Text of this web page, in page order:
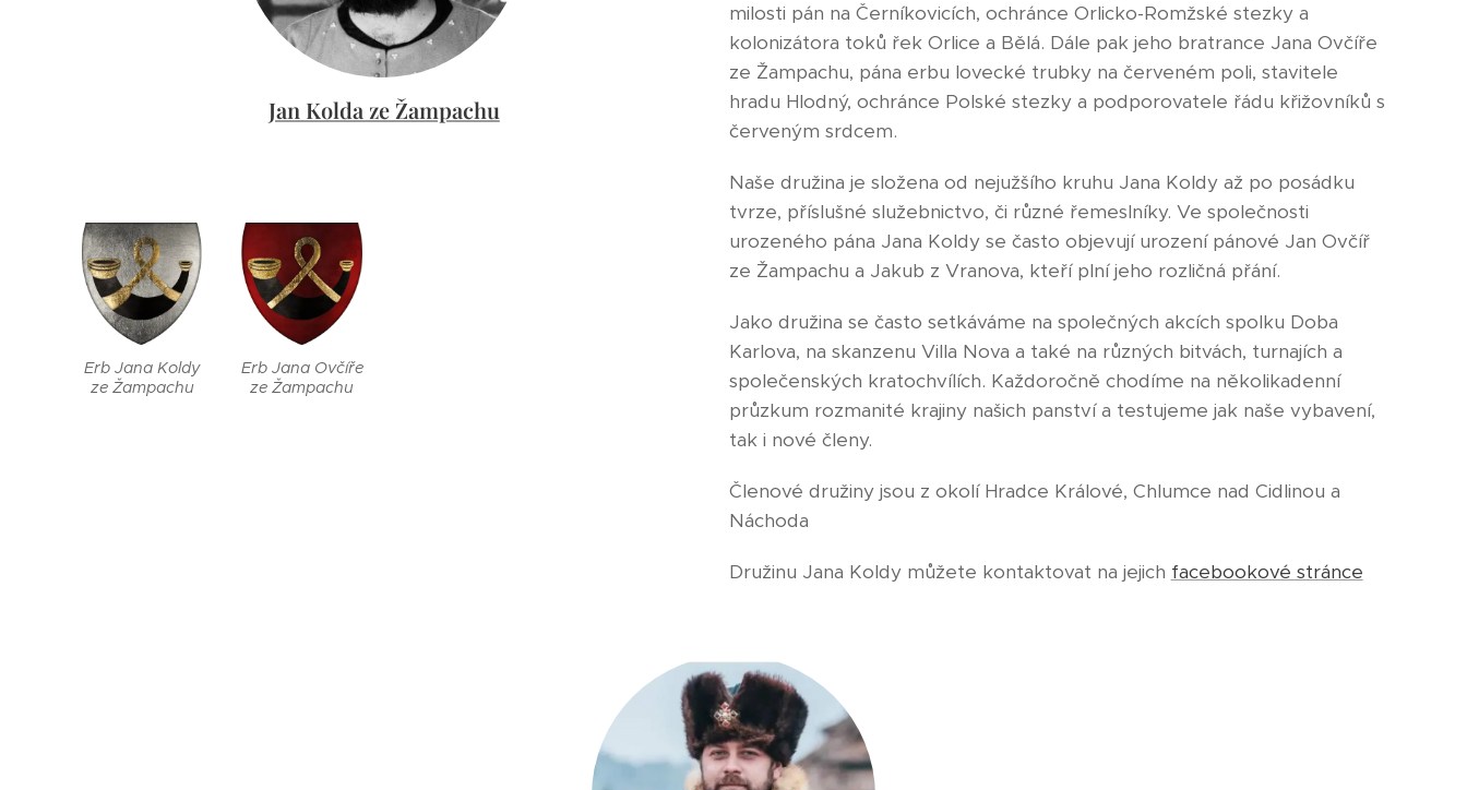
Jan Kolda ze Žampachu
Erb Jana Koldy
ze Žampachu
Erb Jana Ovčíře
ze Žampachu
milosti pán na Černíkovicích, ochránce Orlicko-Romžské stezky a
kolonizátora toků řek Orlice a Bělá. Dále pak jeho bratrance Jana Ovčíře
ze Žampachu, pána erbu lovecké trubky na červeném poli, stavitele
hradu Hlodný, ochránce Polské stezky a podporovatele řádu křižovníků s
červeným srdcem.
Naše družina je složena od nejužšího kruhu Jana Koldy až po posádku
tvrze, příslušné služebnictvo, či různé řemeslníky. Ve společnosti
urozeného pána Jana Koldy se často objevují urození pánové Jan Ovčíř
ze Žampachu a Jakub z Vranova, kteří plní jeho rozličná přání.
Jako družina se často setkáváme na společných akcích spolku Doba
Karlova, na skanzenu Villa Nova a také na různých bitvách, turnajích a
společenských kratochvílích. Každoročně chodíme na několikadenní
průzkum rozmanité krajiny našich panství a testujeme jak naše vybavení,
tak i nové členy.
Členové družiny jsou z okolí Hradce Králové, Chlumce nad Cidlinou a
Náchoda
Družinu Jana Koldy můžete kontaktovat na jejich facebookové stránce